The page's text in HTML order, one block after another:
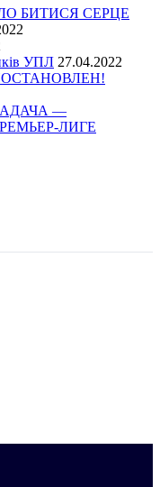
БИТИСЯ СЕРЦЕ
УПЛ 27.04.2022
—
ЛИГЕ